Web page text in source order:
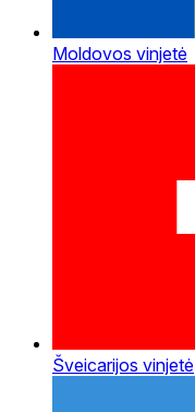
Moldovos vinjetė
Šveicarijos vinjetė